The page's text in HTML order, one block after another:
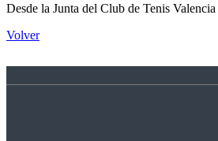
Desde la Junta del Club de Tenis
Volver